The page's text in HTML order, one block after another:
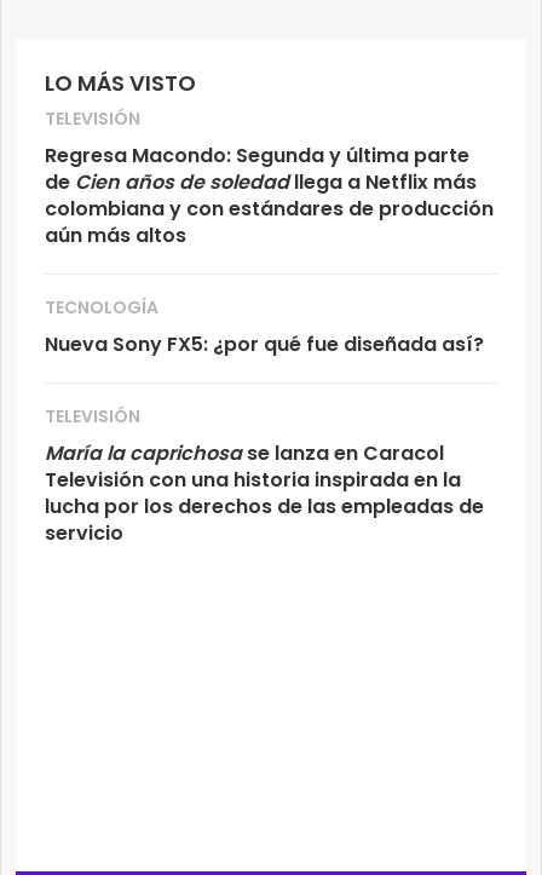
LO MÁS VISTO
TELEVISIÓN
Regresa Macondo: Segunda y última parte
de Cien años de soledadllega a Netflix más
colombiana y con estándares de producción
aún más altos
TECNOLOGÍA
Nueva Sony FX5: ¿por qué fue diseñada así?
TELEVISIÓN
María la caprichosase lanza en Caracol
Televisión con una historia inspirada en la
lucha por los derechos de las empleadas de
servicio